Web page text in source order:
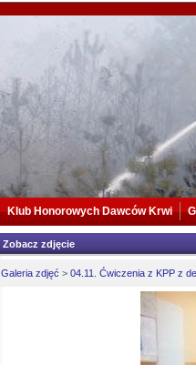
Klub Honorowych Dawców Krwi
Zobacz zdjęcie
Galeria zdjęć > 04.11. Ćwiczenia z KPP z